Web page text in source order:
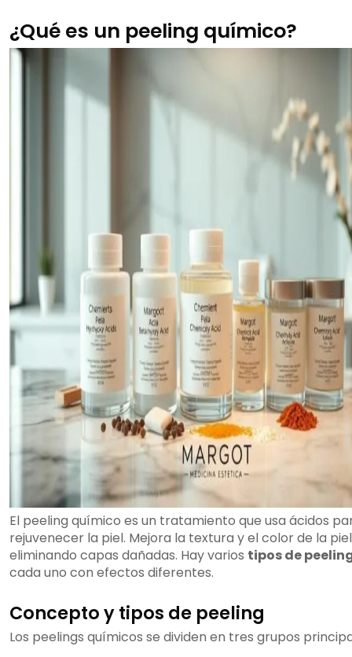
¿Qué es un peeling químico?
El peeling químico es un tratamiento que usa ácidos
rejuvenecer la piel. Mejora la textura y el color de la
eliminando capas dañadas. Hay varios tipos de
cada uno con efectos diferentes.
Concepto y tipos de peeling
Los peelings químicos se dividen en tres grupos